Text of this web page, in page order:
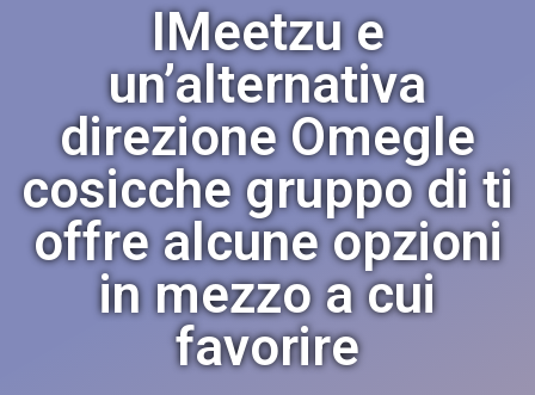
IMeetzu e
un’alternativa
direzione Omegle
cosicche gruppo di ti
offre alcune opzioni
in mezzo a cui
favorire